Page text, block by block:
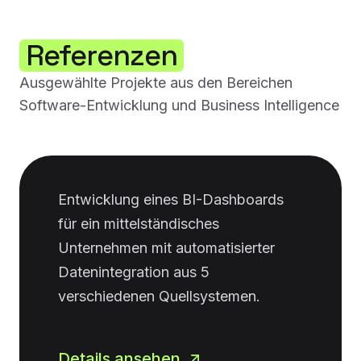
Referenzen
Ausgewählte Projekte aus den Bereichen
Software-Entwicklung und Business Intelligence
Entwicklung eines BI-Dashboards
für ein mittelständisches
Unternehmen mit automatisierter
Datenintegration aus 5
verschiedenen Quellsystemen.